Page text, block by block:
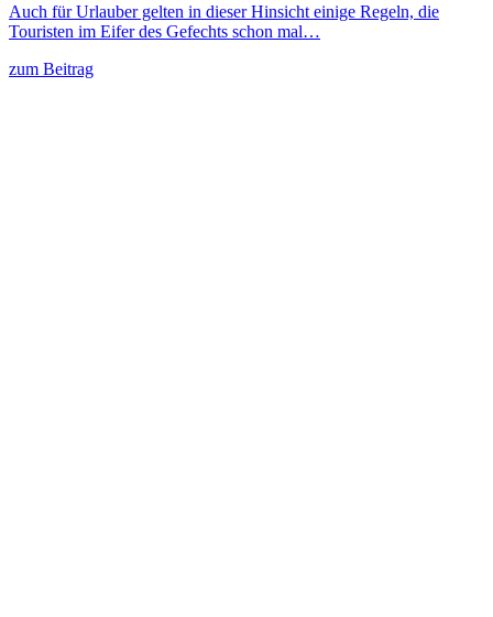
Auch für Urlauber gelten in dieser Hinsicht einige Regeln, die
Touristen im Eifer des Gefechts schon mal…
zum Beitrag